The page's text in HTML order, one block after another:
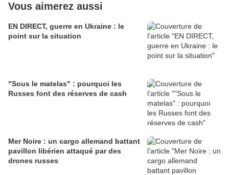
Vous aimerez aussi
EN DIRECT, guerre en Ukraine : le
point sur la situation
"Sous le matelas" : pourquoi les
Russes font des réserves de cash
Mer Noire : un cargo allemand battant
pavillon libérien attaqué par des
drones russes